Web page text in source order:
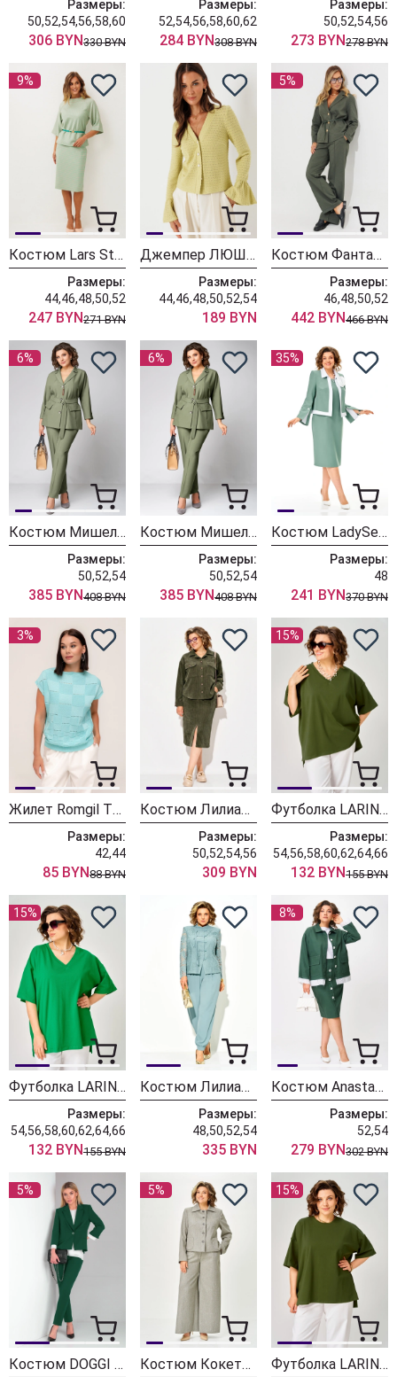
Размеры:
50,52,54,56,58,60
306 BYN330 BYN
Размеры:
52,54,56,58,60,62
284 BYN308 BYN
Размеры:
50,52,54,56
273 BYN278 BYN
9%
Костюм Lars Style 1254 зелено-розовый
Размеры:
44,46,48,50,52
247 BYN271 BYN
Джемпер ЛЮШе 4438 оливка
Размеры:
44,46,48,50,52,54
189 BYN
5%
Костюм Фантазия Мод 5240п
Размеры:
46,48,50,52
442 BYN466 BYN
6%
Костюм МишельСтиль 1297 хаки
Размеры:
50,52,54
385 BYN408 BYN
6%
Костюм МишельСтиль 1297 хаки
Размеры:
50,52,54
385 BYN408 BYN
35%
Костюм LadySecret 25313 мята
Размеры:
48
241 BYN370 BYN
3%
Жилет Romgil ТН431/бирюзовый
Размеры:
42,44
85 BYN88 BYN
Костюм Лилиана 1557 хаки
Размеры:
50,52,54,56
309 BYN
15%
Футболка LARINI 090 хаки
Размеры:
54,56,58,60,62,64,66
132 BYN155 BYN
15%
Футболка LARINI 090 зеленый
Размеры:
54,56,58,60,62,64,66
132 BYN155 BYN
Костюм Лилиана 1553 полынь
Размеры:
48,50,52,54
335 BYN
8%
Костюм Anastasia 1396 зеленый
Размеры:
52,54
279 BYN302 BYN
5%
Костюм DOGGI 2904-1 изумруд
5%
Костюм Кокетка и К 1372 оливка
15%
Футболка LARINI 089 хаки